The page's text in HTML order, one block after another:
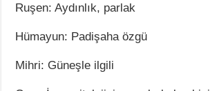
Ruşen: Aydınlık, parlak
Hümayun: Padişaha özgü
Mihri: Güneşle ilgili